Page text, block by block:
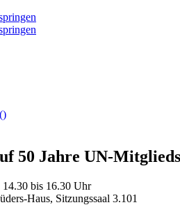
()
50 Jahre UN-
bis 16.30 Uhr
Haus, Sitzungssaal 3.101